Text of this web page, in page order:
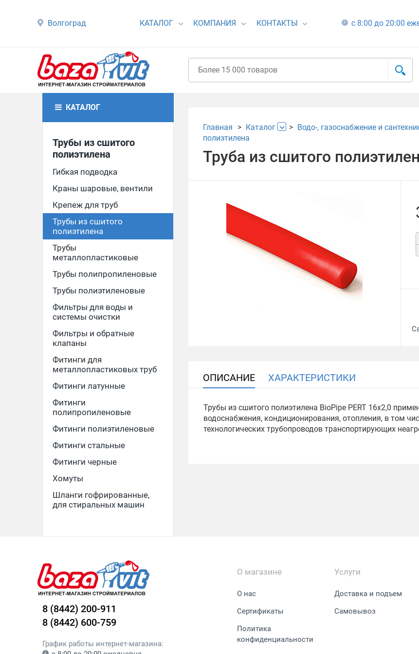
Волгоград КАТАЛОГ КОМПАНИЯ КОНТАКТЫ с 8:00 до 20:00
КАТАЛОГ
Трубы из сшитого
полиэтилена
Гибкая подводка
Краны шаровые, вентили
Крепеж для труб
Трубы из сшитого
полиэтилена
Трубы
металлопластиковые
Трубы полипропиленовые
Трубы полиэтиленовые
Фильтры для воды и
системы очистки
Фильтры и обратные
клапаны
Фитинги для
металлопластиковых труб
Фитинги латунные
Фитинги
полипропиленовые
Фитинги полиэтиленовые
Фитинги стальные
Фитинги черные
Хомуты
Шланги гофрированные,
для стиральных машин
Главная Каталог Водо-, газоснабжение и
полиэтилена
Труба из сшитого
ОПИСАНИЕ ХАРАКТЕРИСТИКИ
Трубы из сшитого полиэтилена BioPipe PERT 16х2,0
водоснабжения, кондиционирования, отопления, в том
технологических трубопроводов транспортирующих
8 (8442) 200-911
8 (8442) 600-759
График работы интернет-магазина:
О магазине
О нас
Сертификаты
Политика
конфиденциальности
Услуги
Доставка и подъем
Самовывоз